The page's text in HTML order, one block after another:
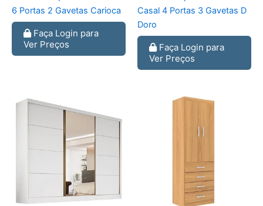
6 Portas 2 Gavetas Carioca
Faça Login para
Ver Preços
Casal 4 Portas 3 Gavetas D
Doro
Faça Login para
Ver Preços